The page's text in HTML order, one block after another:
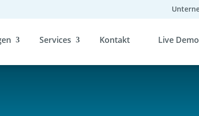
Services Kontakt Live Demo